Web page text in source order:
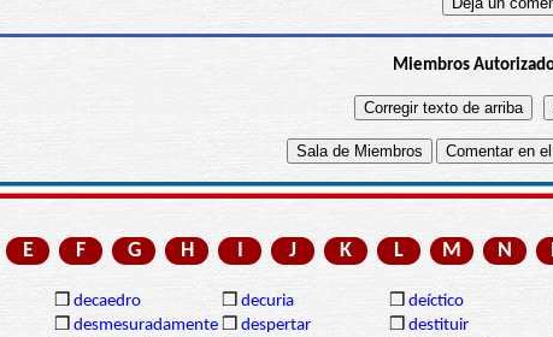
Miembros
E F G H I J K L M N
❒ decaedro ❒ decuria ❒ deíctico
❒ desmesuradamente ❒ despertar ❒ destituir